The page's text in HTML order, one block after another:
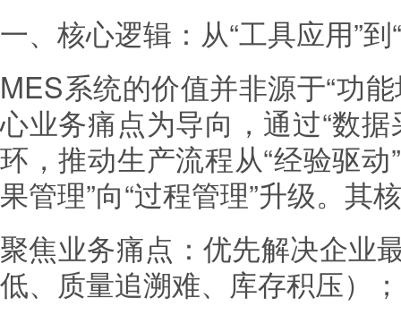
一、核心逻辑：从“工具应用”
MES系统的价值并非源于“功
心业务痛点为导向，通过“数
环，推动生产流程从“经验驱动
果管理”向“过程管理”升级。其
聚焦业务痛点：优先解决企业
低、质量追溯难、库存积压）；